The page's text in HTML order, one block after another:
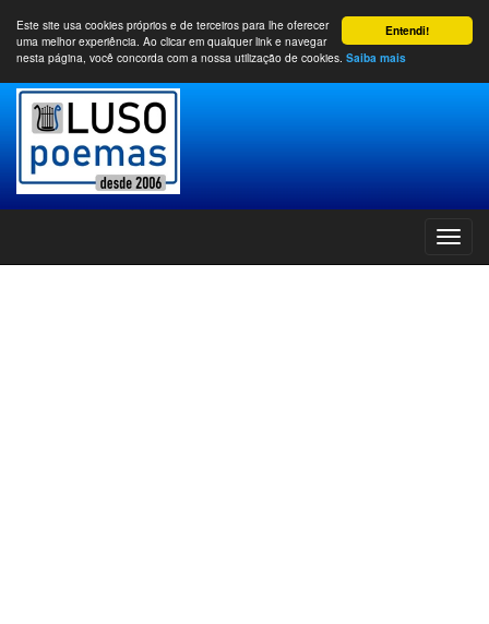
Entendi!
Este site usa cookies próprios e de terceiros para lhe oferecer
uma melhor experiência. Ao clicar em qualquer link e navegar
nesta página, você concorda com a nossa utilização de cookies. Saiba mais